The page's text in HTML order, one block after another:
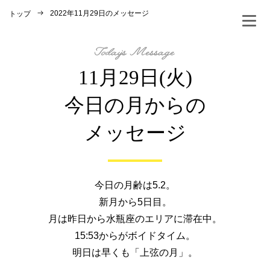
トップ 2022年11月29日のメッセージ
11月29日(火)
今日の月からの
メッセージ
今日の月齢は5.2。
新月から5日目。
月は昨日から水瓶座のエリアに滞在中。
15:53からがボイドタイム。
明日は早くも「上弦の月」。